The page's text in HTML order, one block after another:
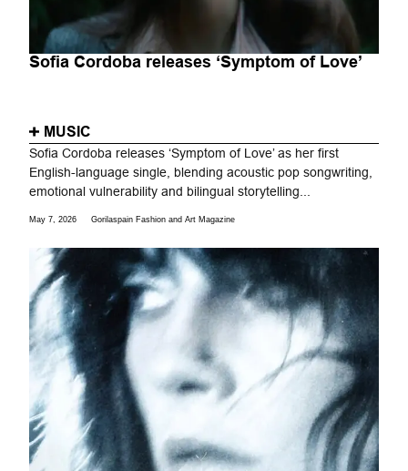
Sofia Cordoba releases ‘Symptom of Love’
MUSIC
Sofia Cordoba releases ‘Symptom of Love’ as her first
English-language single, blending acoustic pop songwriting,
emotional vulnerability and bilingual storytelling...
May 7, 2026 Gorilaspain Fashion and Art Magazine